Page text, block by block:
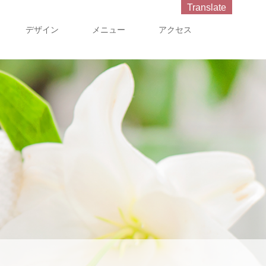
デザイン メニュー アクセス
Translate